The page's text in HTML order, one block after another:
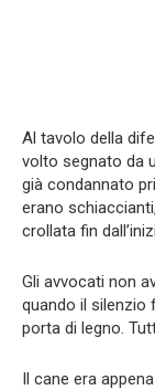
Al tavolo della
volto segnato da
già condannato
erano
crollata fin
Gli avvocati non
quando il silenzio
porta di legno.
Il cane era